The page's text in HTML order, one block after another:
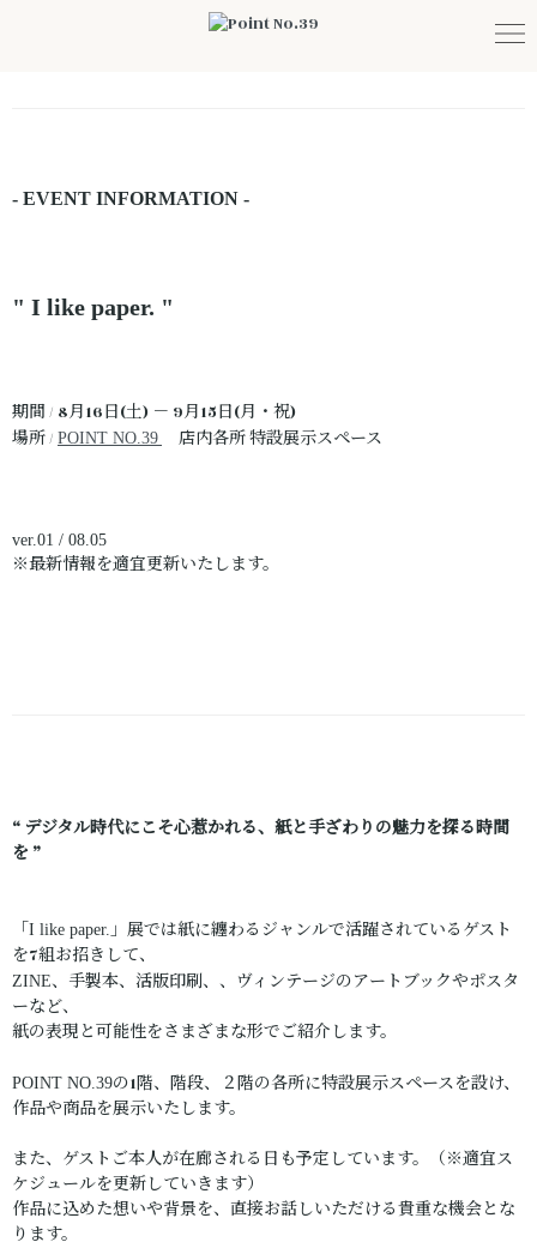
- EVENT INFORMATION -
" I like paper. "
期間 / 8月16日(土) － 9月15日(月・祝)
場所 / POINT NO.39 店内各所 特設展示スペース
ver.01 / 08.05
※最新情報を適宜更新いたします。
“ デジタル時代にこそ心惹かれる、紙と手ざわりの魅力を探る時間
を ”
「 I like paper.」展では紙に纏わるジャンルで活躍されているゲスト
を7組お招きして、
ZINE、手製本、活版印刷、、ヴィンテージのアートブックやポスタ
ーなど、
紙の表現と可能性をさまざまな形でご紹介します。
POINT NO.39の1階、階段、２階の各所に特設展示スペースを設け、
作品や商品を展示いたします。
また、ゲストご本人が在廊される日も予定しています。（※適宜ス
ケジュールを更新していきます）
作品に込めた想いや背景を、直接お話しいただける貴重な機会とな
ります。